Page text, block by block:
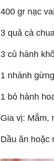
400 gr nạc
3 quả cà
3 củ hành
1 nhánh
1 bó hành
Gia vị: Mắm,
Dầu ăn hoặc